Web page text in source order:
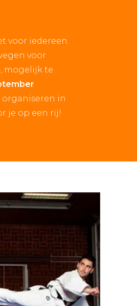
voor iedereen.
voor
mogelijk te
organiseren in
je op een rij!